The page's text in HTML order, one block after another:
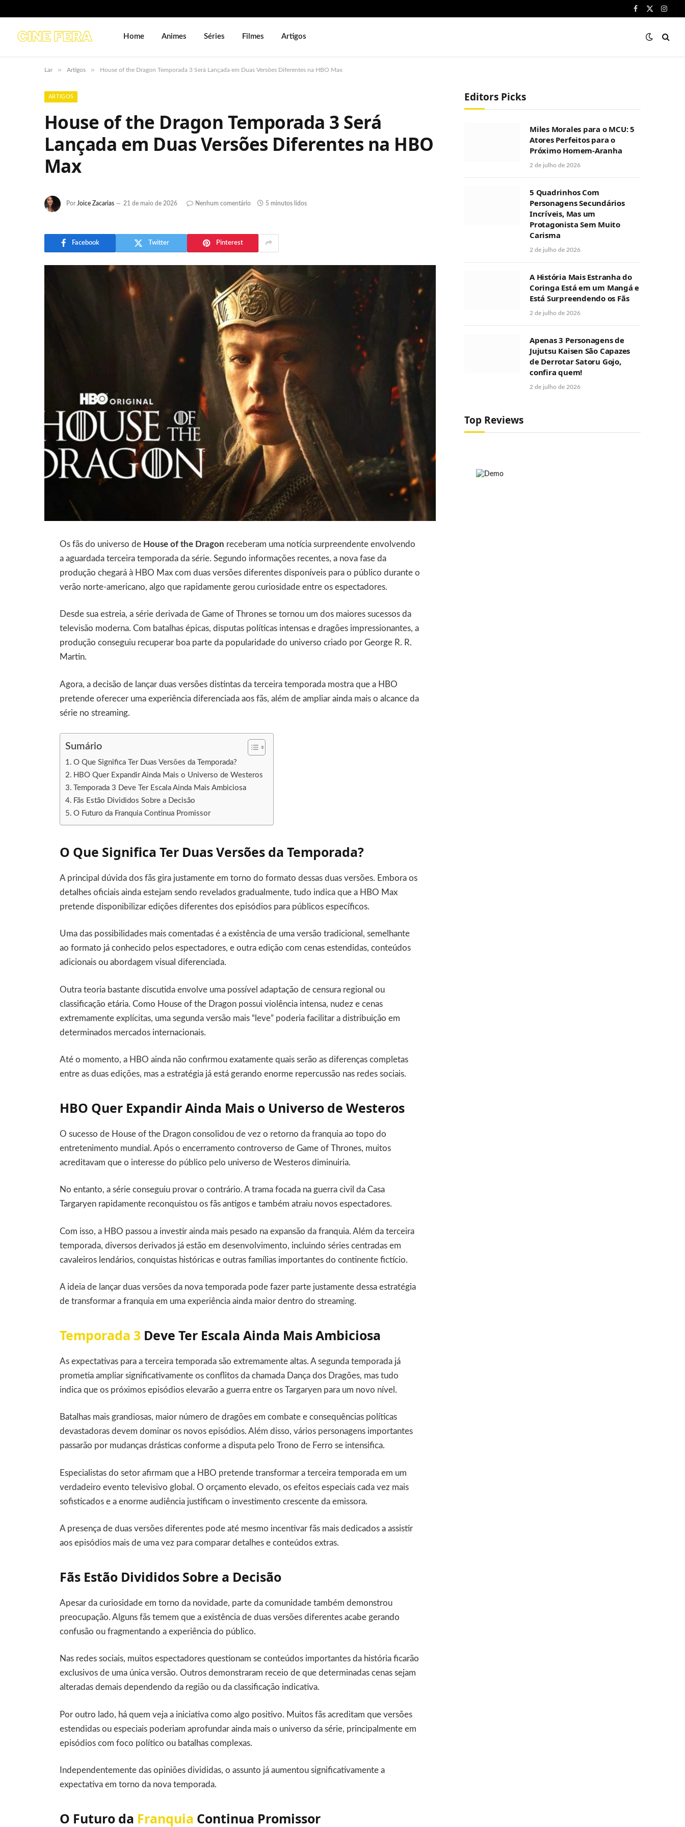
Facebook
X
Home Animes Séries Filmes Artigos
Lar » Artigos » House of the Dragon Temporada 3 Será Lançada em Duas Versões Diferentes na HBO Max
ARTIGOS
House of the Dragon Temporada 3 Será
Lançada em Duas Versões Diferentes na HBO
Max
Por Joice Zacarias 21 de maio de 2026 Nenhum comentário 5 minutos lidos
Facebook Twitter Pinterest
Os fãs do universo de House of the Dragon receberam uma notícia surpreendente envolvendo
a aguardada terceira temporada da série. Segundo informações recentes, a nova fase da
produção chegará à HBO Max com duas versões diferentes disponíveis para o público durante o
verão norte-americano, algo que rapidamente gerou curiosidade entre os espectadores.
Desde sua estreia, a série derivada de Game of Thrones se tornou um dos maiores sucessos da
televisão moderna. Com batalhas épicas, disputas políticas intensas e dragões impressionantes, a
produção conseguiu recuperar boa parte da popularidade do universo criado por George R. R.
Martin.
Agora, a decisão de lançar duas versões distintas da terceira temporada mostra que a HBO
pretende oferecer uma experiência diferenciada aos fãs, além de ampliar ainda mais o alcance da
série no streaming.
Sumário
O Que Significa Ter Duas Versões da Temporada?
HBO Quer Expandir Ainda Mais o Universo de Westeros
Temporada 3 Deve Ter Escala Ainda Mais Ambiciosa
Fãs Estão Divididos Sobre a Decisão
O Futuro da Franquia Continua Promissor
O Que Significa Ter Duas Versões da Temporada?
A principal dúvida dos fãs gira justamente em torno do formato dessas duas versões. Embora os
detalhes oficiais ainda estejam sendo revelados gradualmente, tudo indica que a HBO Max
pretende disponibilizar edições diferentes dos episódios para públicos específicos.
Uma das possibilidades mais comentadas é a existência de uma versão tradicional, semelhante
ao formato já conhecido pelos espectadores, e outra edição com cenas estendidas, conteúdos
adicionais ou abordagem visual diferenciada.
Outra teoria bastante discutida envolve uma possível adaptação de censura regional ou
classificação etária. Como House of the Dragon possui violência intensa, nudez e cenas
extremamente explícitas, uma segunda versão mais “leve” poderia facilitar a distribuição em
determinados mercados internacionais.
Até o momento, a HBO ainda não confirmou exatamente quais serão as diferenças completas
entre as duas edições, mas a estratégia já está gerando enorme repercussão nas redes sociais.
HBO Quer Expandir Ainda Mais o Universo de Westeros
O sucesso de House of the Dragon consolidou de vez o retorno da franquia ao topo do
entretenimento mundial. Após o encerramento controverso de Game of Thrones, muitos
acreditavam que o interesse do público pelo universo de Westeros diminuiria.
No entanto, a série conseguiu provar o contrário. A trama focada na guerra civil da Casa
Targaryen rapidamente reconquistou os fãs antigos e também atraiu novos espectadores.
Com isso, a HBO passou a investir ainda mais pesado na expansão da franquia. Além da terceira
temporada, diversos derivados já estão em desenvolvimento, incluindo séries centradas em
cavaleiros lendários, conquistas históricas e outras famílias importantes do continente fictício.
A ideia de lançar duas versões da nova temporada pode fazer parte justamente dessa estratégia
de transformar a franquia em uma experiência ainda maior dentro do streaming.
Temporada 3 Deve Ter Escala Ainda Mais Ambiciosa
As expectativas para a terceira temporada são extremamente altas. A segunda temporada já
prometia ampliar significativamente os conflitos da chamada Dança dos Dragões, mas tudo
indica que os próximos episódios elevarão a guerra entre os Targaryen para um novo nível.
Batalhas mais grandiosas, maior número de dragões em combate e consequências políticas
devastadoras devem dominar os novos episódios. Além disso, vários personagens importantes
passarão por mudanças drásticas conforme a disputa pelo Trono de Ferro se intensifica.
Especialistas do setor afirmam que a HBO pretende transformar a terceira temporada em um
verdadeiro evento televisivo global. O orçamento elevado, os efeitos especiais cada vez mais
sofisticados e a enorme audiência justificam o investimento crescente da emissora.
A presença de duas versões diferentes pode até mesmo incentivar fãs mais dedicados a assistir
aos episódios mais de uma vez para comparar detalhes e conteúdos extras.
Fãs Estão Divididos Sobre a Decisão
Apesar da curiosidade em torno da novidade, parte da comunidade também demonstrou
preocupação. Alguns fãs temem que a existência de duas versões diferentes acabe gerando
confusão ou fragmentando a experiência do público.
Nas redes sociais, muitos espectadores questionam se conteúdos importantes da história ficarão
exclusivos de uma única versão. Outros demonstraram receio de que determinadas cenas sejam
alteradas demais dependendo da região ou da classificação indicativa.
Por outro lado, há quem veja a iniciativa como algo positivo. Muitos fãs acreditam que versões
estendidas ou especiais poderiam aprofundar ainda mais o universo da série, principalmente em
episódios com foco político ou batalhas complexas.
Independentemente das opiniões divididas, o assunto já aumentou significativamente a
expectativa em torno da nova temporada.
O Futuro da Franquia Continua Promissor
Editors Picks
Miles Morales para o MCU: 5
Atores Perfeitos para o
Próximo Homem-Aranha
2 de julho de 2026
5 Quadrinhos Com
Personagens Secundários
Incríveis, Mas um
Protagonista Sem Muito
Carisma
2 de julho de 2026
A História Mais Estranha do
Coringa Está em um Mangá e
Está Surpreendendo os Fãs
2 de julho de 2026
Apenas 3 Personagens de
Jujutsu Kaisen São Capazes
de Derrotar Satoru Gojo,
confira quem!
2 de julho de 2026
Top Reviews